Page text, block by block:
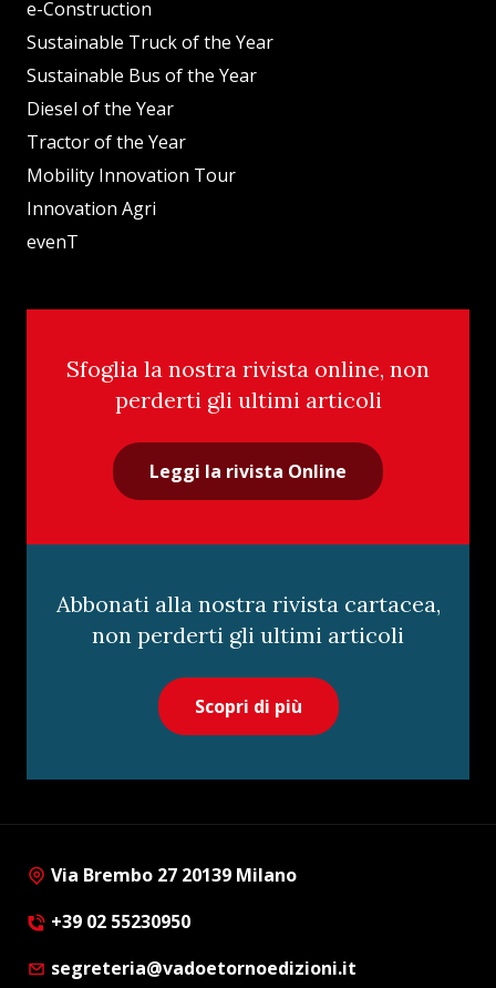
e-Construction
Sustainable Truck of the Year
Sustainable Bus of the Year
Diesel of the Year
Tractor of the Year
Mobility Innovation Tour
Innovation Agri
evenT
Sfoglia la nostra rivista online, non
perderti gli ultimi articoli
Leggi la rivista Online
Abbonati alla nostra rivista cartacea,
non perderti gli ultimi articoli
Scopri di più
Via Brembo 27 20139 Milano
+39 02 55230950
segreteria@vadoetornoedizioni.it